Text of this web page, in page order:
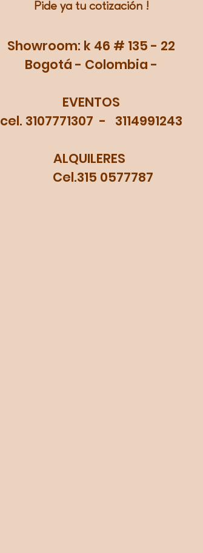
Pide ya tu cotización !
Showroom: k 46 # 135 - 22
Bogotá - Colombia -
EVENTOS
cel. 3107771307 - 3114991243
ALQUILERES
Cel.315 0577787